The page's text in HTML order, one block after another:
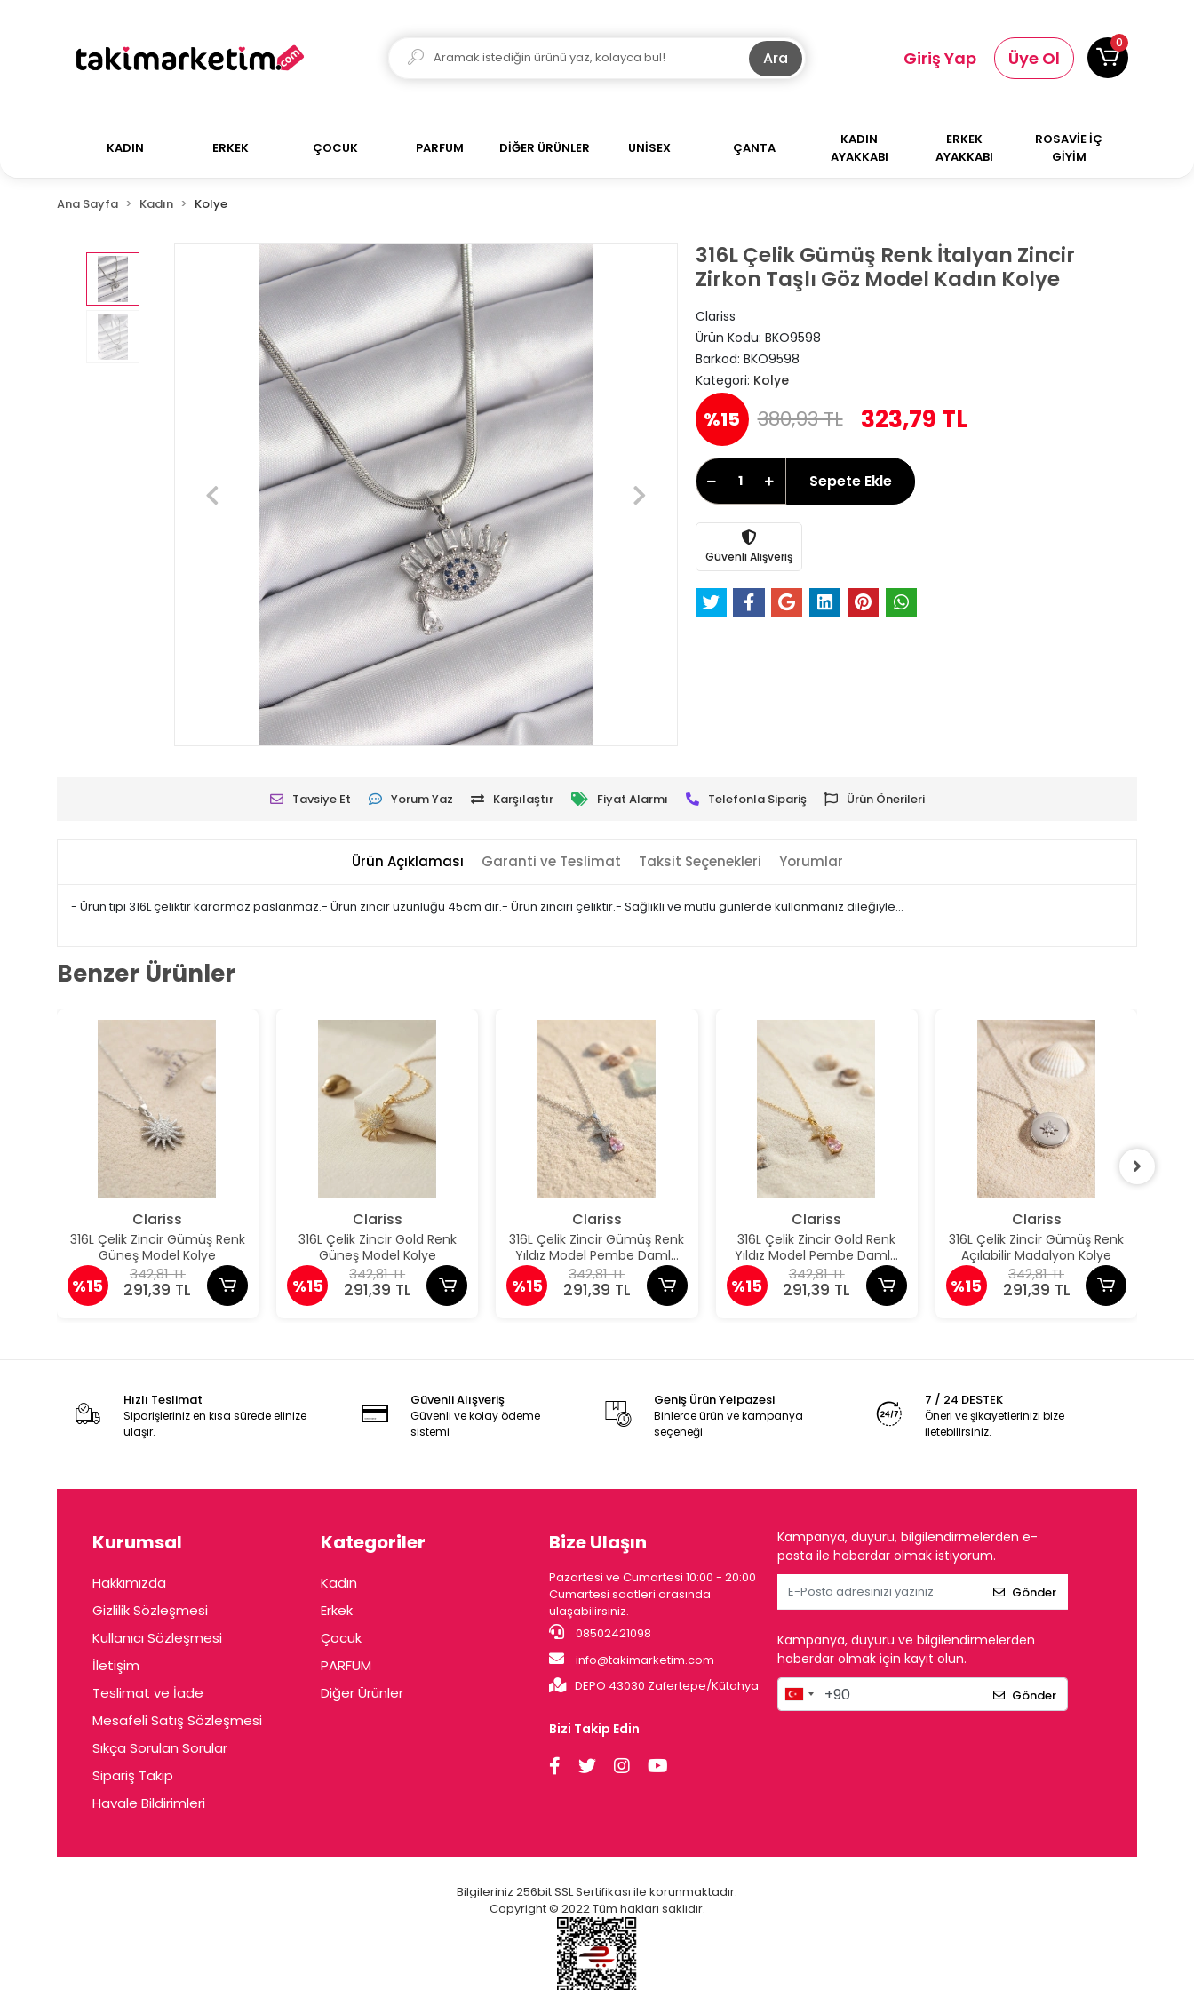
Ara Giriş Yap Üye Ol
0
KADIN ERKEK ÇOCUK PARFUM DİĞER ÜRÜNLER UNİSEX ÇANTA
KADIN
AYAKKABI
ERKEK
AYAKKABI
ROSAVİE İÇ
GİYİM
Ana Sayfa Kadın Kolye
316L Çelik Gümüş Renk İtalyan Zincir
Zirkon Taşlı Göz Model Kadın Kolye
Clariss
Ürün Kodu: BKO9598
Barkod: BKO9598
Kategori: Kolye
%15 380,93 TL 323,79 TL
Sepete Ekle
Güvenli Alışveriş
Tavsiye Et Yorum Yaz Karşılaştır Fiyat Alarmı Telefonla Sipariş Ürün Önerileri
Ürün Açıklaması Garanti ve Teslimat Taksit Seçenekleri Yorumlar
- Ürün tipi 316L çeliktir kararmaz paslanmaz.- Ürün zincir uzunluğu 45cm dir.- Ürün zinciri çeliktir.- Sağlıklı ve mutlu günlerde kullanmanız dileğiyle…
Benzer Ürünler
Clariss
316L Çelik Zincir Gümüş Renk
Güneş Model Kolye
%15
342,81 TL
291,39 TL
Clariss
316L Çelik Zincir Gold Renk
Güneş Model Kolye
%15
342,81 TL
291,39 TL
Clariss
316L Çelik Zincir Gümüş Renk
Yıldız Model Pembe Damla
Taş Model Kolye
%15
342,81 TL
291,39 TL
Clariss
316L Çelik Zincir Gold Renk
Yıldız Model Pembe Damla
Taş Model Kolye
%15
342,81 TL
291,39 TL
Clariss
316L Çelik Zincir Gümüş Renk
Açılabilir Madalyon Kolye
%15
342,81 TL
291,39 TL
Hızlı Teslimat
Siparişleriniz en kısa sürede elinize
ulaşır.
Güvenli Alışveriş
Güvenli ve kolay ödeme
sistemi
Geniş Ürün Yelpazesi
Binlerce ürün ve kampanya
seçeneği
7 / 24 DESTEK
Öneri ve şikayetlerinizi bize
iletebilirsiniz.
Kurumsal
Hakkımızda
Gizlilik Sözleşmesi
Kullanıcı Sözleşmesi
İletişim
Teslimat ve İade
Mesafeli Satış Sözleşmesi
Sıkça Sorulan Sorular
Sipariş Takip
Havale Bildirimleri
Kategoriler
Kadın
Erkek
Çocuk
PARFUM
Diğer Ürünler
Bize Ulaşın
Pazartesi ve Cumartesi 10:00 - 20:00
Cumartesi saatleri arasında
ulaşabilirsiniz.
08502421098
info@takimarketim.com
DEPO 43030 Zafertepe/Kütahya
Bizi Takip Edin
Kampanya, duyuru, bilgilendirmelerden e-
posta ile haberdar olmak istiyorum.
Gönder
Kampanya, duyuru ve bilgilendirmelerden
haberdar olmak için kayıt olun.
Gönder
Bilgileriniz 256bit SSL Sertifikası ile korunmaktadır.
Copyright © 2022 Tüm hakları saklıdır.